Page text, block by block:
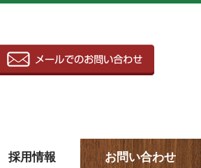
採用情報 お問い合わせ